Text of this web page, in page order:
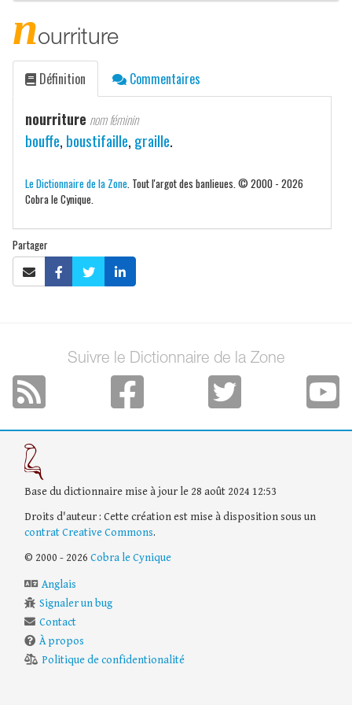
nourriture
Définition Commentaires
nourriture nom féminin
bouffe, boustifaille, graille.
Le Dictionnaire de la Zone . Tout l'argot des banlieues. © 2000 - 2026
Cobra le Cynique.
Partager
Suivre le Dictionnaire de la Zone
Base du dictionnaire mise à jour le 28 août 2024 12:53
Droits d'auteur : Cette création est mise à disposition sous un
contrat Creative Commons.
© 2000 - 2026 Cobra le Cynique
Anglais
Signaler un bug
Contact
À propos
Politique de confidentionalité